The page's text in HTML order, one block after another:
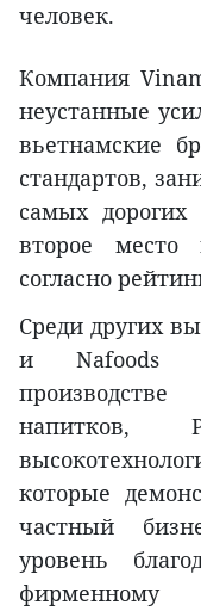
человек.
Компания
неустанные
вьетнамские
стандартов,
самых
второе
согласно
Среди других
и Nafoods в
напитков,
которые
частный
уровень